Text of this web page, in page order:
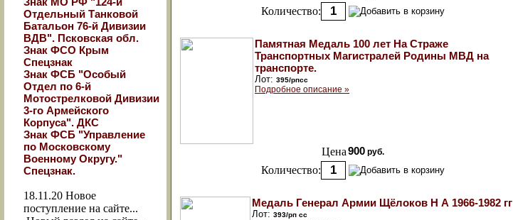
Отдельный Танковой
Батальон 76-й Дивизии
ВДВ". Псковская обл.
Знак ФСО Крым
Спецзнак
Знак ФСБ "Особый
Отдел по 6-й
Мотострелковой Дивизии
3-го Армейского
Корпуса". ДКС
Знак ФСБ "Управление
по Московскому
Военному Округу."
Спецзнак.
18.11.20 Новое
поступление на сайте...
Количество:
Памятная Медаль 100 лет На Страже
Транспортных Магистралей Родины МВД на
транспорте.
Лот: 395/рпсс
Подробное описание »
Цена900 руб.
Количество:
Медаль Генерал Армии Щёлоков Н А 1966-1982 гг
Лот: 393/рп сс